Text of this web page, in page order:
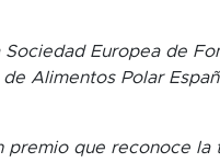
Sociedad Europea de
de Alimentos Polar
premio que reconoce la